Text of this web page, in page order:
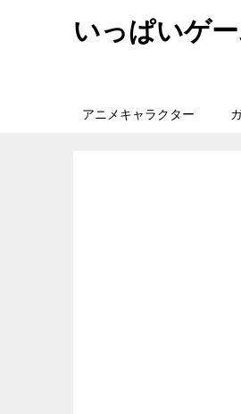
いっぱいゲ
アニメキャラクター